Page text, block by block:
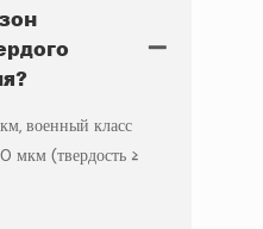
военный класс
мкм (твердость ≥